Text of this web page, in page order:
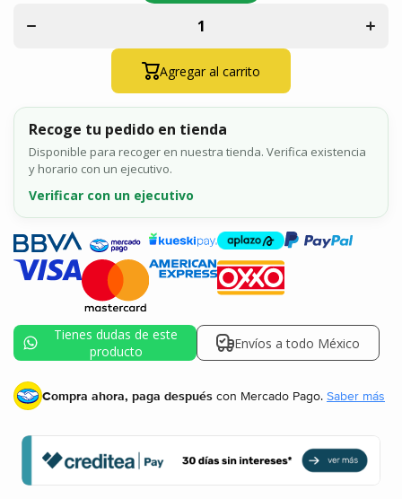
Panduit TX6
Agregar al carrito
Recoge tu pedido en tienda
Disponible para recoger en nuestra tienda. Verifica existencia
y horario con un ejecutivo.
Verificar con un ejecutivo
Tienes dudas de este
producto
Envíos a todo México
Compra ahora, paga después con Mercado Pago. Saber más